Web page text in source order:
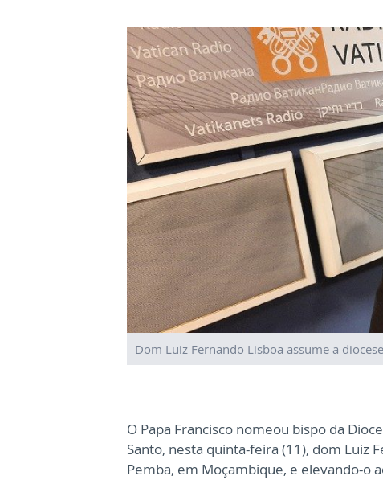
Dom Luiz Fernando Lisboa assume a
O Papa Francisco nomeou bispo da
Santo, nesta quinta-feira (11), dom Luiz
Pemba, em Moçambique, e elevando-o